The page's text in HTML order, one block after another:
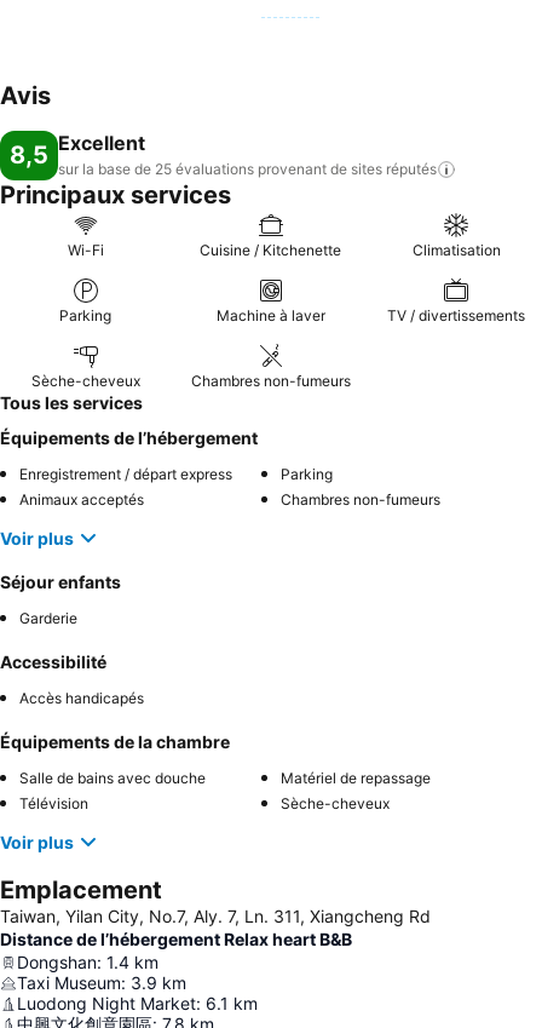
Avis
8,5 Excellent
sur la base de 25 évaluations provenant de sites réputés
Principaux services
Wi-Fi Cuisine / Kitchenette Climatisation
Parking Machine à laver TV / divertissements
Sèche-cheveux Chambres non-fumeurs
Tous les services
Équipements de l’hébergement
Enregistrement / départ express
Parking
Animaux acceptés
Chambres non-fumeurs
Voir plus
Séjour enfants
Garderie
Accessibilité
Accès handicapés
Équipements de la chambre
Salle de bains avec douche
Matériel de repassage
Télévision
Sèche-cheveux
Voir plus
Emplacement
Taiwan, Yilan City, No.7, Aly. 7, Ln. 311, Xiangcheng Rd
Distance de l’hébergement Relax heart B&B
Dongshan: 1.4 km
Taxi Museum: 3.9 km
Luodong Night Market: 6.1 km
中興文化創意園區: 7.8 km